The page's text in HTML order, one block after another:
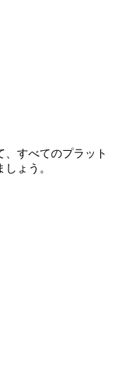
すべてのプラット
ょう。